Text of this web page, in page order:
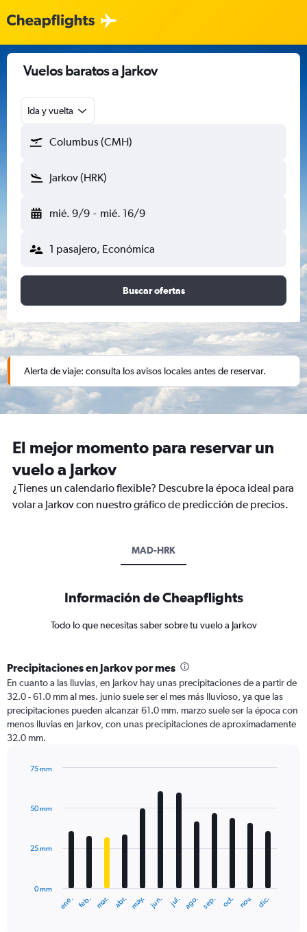
Vuelos baratos a Jarkov
Ida y vuelta
Columbus (CMH)
Jarkov (HRK)
mié. 9/9 - mié. 16/9
1 pasajero, Económica
Buscar ofertas
Alerta de viaje: consulta los avisos locales antes de reservar.
El mejor momento para reservar un
vuelo a Jarkov
¿Tienes un calendario flexible? Descubre la época ideal para
volar a Jarkov con nuestro gráfico de predicción de precios.
MAD-HRK
Información de Cheapflights
Todo lo que necesitas saber sobre tu vuelo a Jarkov
Precipitaciones en Jarkov por mes
En cuanto a las lluvias, en Jarkov hay unas precipitaciones de a partir de
32.0 - 61.0 mm al mes. junio suele ser el mes más lluvioso, ya que las
precipitaciones pueden alcanzar 61.0 mm. marzo suele ser la época con
menos lluvias en Jarkov, con unas precipitaciones de aproximadamente
32.0 mm.
with
12
The
ene. feb. mar. abr. may. jun. jul. ago. sep. oct. nov. dic.
0 mm
25 mm
50 mm
75 mm